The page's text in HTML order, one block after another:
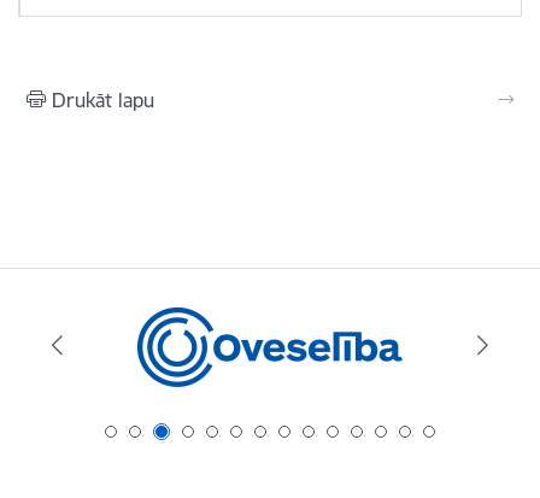
Drukāt lapu